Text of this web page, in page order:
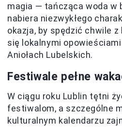
magia — tańcząca woda w
nabiera niezwykłego
okazja, by spędzić chwile
się lokalnymi
Aniołach Lubelskich.
Festiwale pełne
W ciągu roku Lublin tętni
festiwalom, a szczególne
kulturalnym kalendarzu